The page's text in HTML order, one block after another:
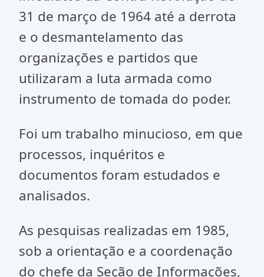
31 de março de 1964 até a derrota
e o desmantelamento das
organizações e partidos que
utilizaram a luta armada como
instrumento de tomada do poder.
Foi um trabalho minucioso, em que
processos, inquéritos e
documentos foram estudados e
analisados.
As pesquisas realizadas em 1985,
sob a orientação e a coordenação
do chefe da Seção de Informações,